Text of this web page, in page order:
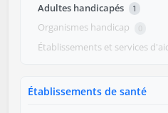
Adultes handicapés 1
Organismes handicap 0
Établissements et services
Établissements de santé